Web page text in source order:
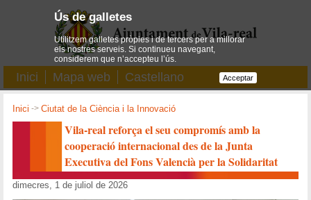
Inici Mapa web Castellano
Inici ->Ciutat de la Ciència i la Innovació
Vila-real reforça el seu compromís amb la
cooperació internacional des de la Junta
Executiva del Fons Valencià per la Solidaritat
dimecres, 1 de juliol de 2026
Ús de galletes
Utilitzem galletes pròpies i de tercers per a millorar
els nostres serveis. Si continueu navegant,
considerem que n’accepteu l’ús.
Acceptar